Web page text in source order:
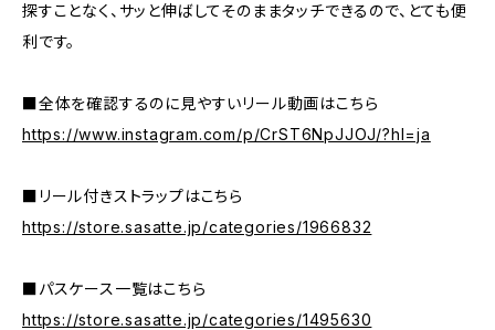
探すことなく、サッと伸ばしてそのままタッチできるので、とても便
利です。
■全体を確認するのに見やすいリール動画はこちら
https://www.instagram.com/p/CrST6NpJJOJ/?hl=ja
■リール付きストラップはこちら
https://store.sasatte.jp/categories/1966832
■パスケース一覧はこちら
https://store.sasatte.jp/categories/1495630